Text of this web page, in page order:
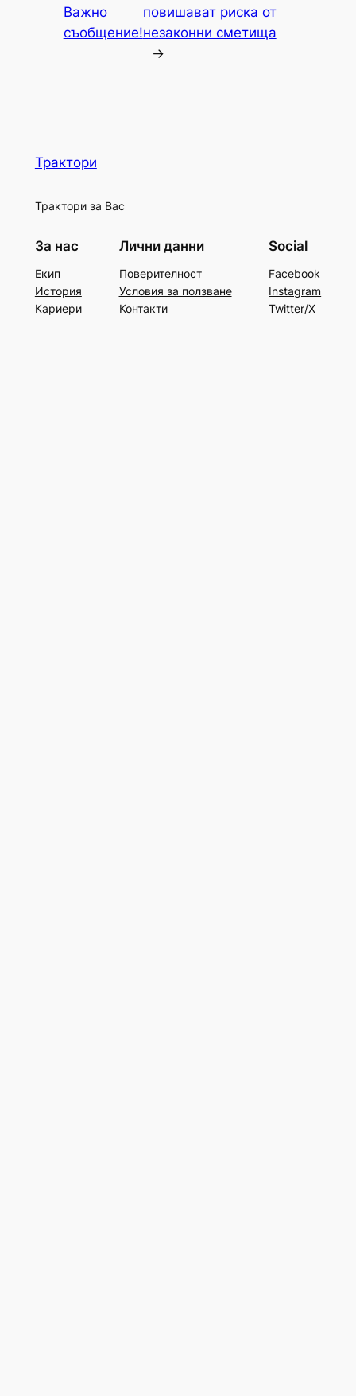
Важно
съобщение!
повишават риска от
незаконни сметища
→
Трактори
Трактори за Вас
За нас
Екип
История
Кариери
Лични данни
Поверителност
Условия за ползване
Контакти
Social
Facebook
Instagram
Twitter/X